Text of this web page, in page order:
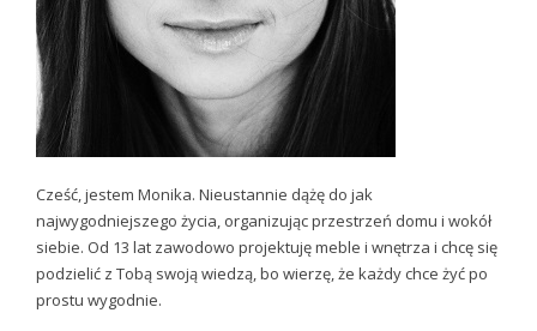
Cześć, jestem Monika. Nieustannie dążę do jak
najwygodniejszego życia, organizując przestrzeń domu i wokół
siebie. Od 13 lat zawodowo projektuję meble i wnętrza i chcę się
podzielić z Tobą swoją wiedzą, bo wierzę, że każdy chce żyć po
prostu wygodnie.